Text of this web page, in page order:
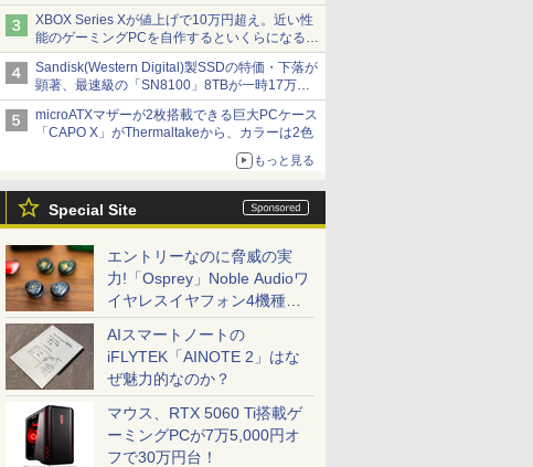
[8月前半のメモリ価格]
XBOX Series Xが値上げで10万円超え。近い性
能のゲーミングPCを自作するといくらになる？
【石田賀津男の『酒の肴にPCゲーム』】
Sandisk(Western Digital)製SSDの特価・下落が
顕著、最速級の「SN8100」8TBが一時17万円
割れ [8月前半のSSD価格]
microATXマザーが2枚搭載できる巨大PCケース
「CAPO X」がThermaltakeから、カラーは2色
もっと見る
Special Site
エントリーなのに脅威の実
力!「Osprey」Noble Audioワ
イヤレスイヤフォン4機種を
一気に聴く
AIスマートノートの
iFLYTEK「AINOTE 2」はな
ぜ魅力的なのか？
マウス、RTX 5060 Ti搭載ゲ
ーミングPCが7万5,000円オ
フで30万円台！